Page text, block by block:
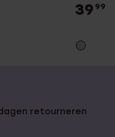
39 99
retourneren